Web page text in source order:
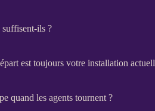
suffisent-ils ?
est toujours votre installation
quand les agents tournent ?